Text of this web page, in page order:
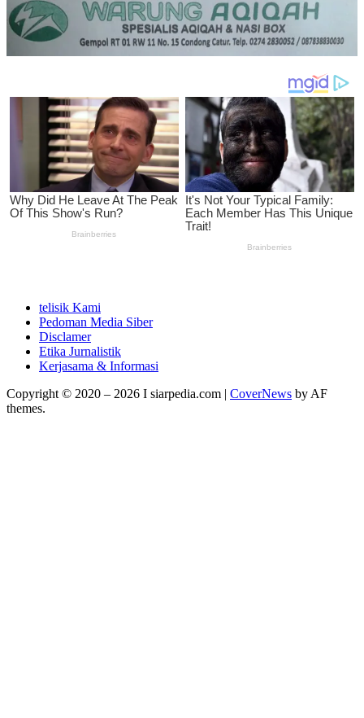
telisik Kami
Pedoman Media Siber
Disclamer
Etika Jurnalistik
Kerjasama & Informasi
Copyright © 2020 – 2026 I siarpedia.com | CoverNews by AF
themes.